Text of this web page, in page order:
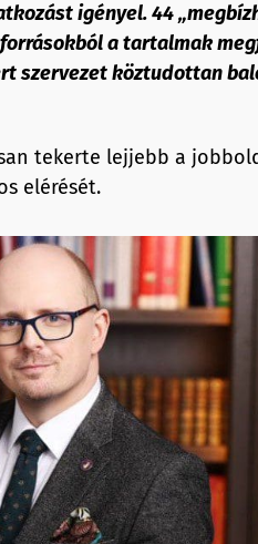
igényel. 44
a tartalmak
szervezet köztudottan
tekerte lejjebb a
elérését.